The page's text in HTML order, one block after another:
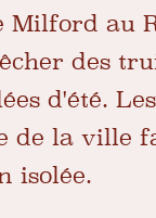
Milford au
des
d'été.
de la ville
isolée.